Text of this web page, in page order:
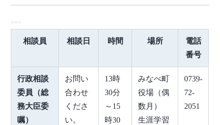
相談員 相談日 時間 場所
電話
番号
行政相談
委員（総
務大臣委
嘱）
お問い
合わせ
くださ
い。
13時
30分
～15
時30
みなべ町
役場（偶
数月）
生涯学習
0739-
72-
2051